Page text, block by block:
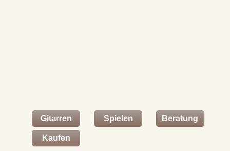
Gitarren Spielen Beratung
Kaufen